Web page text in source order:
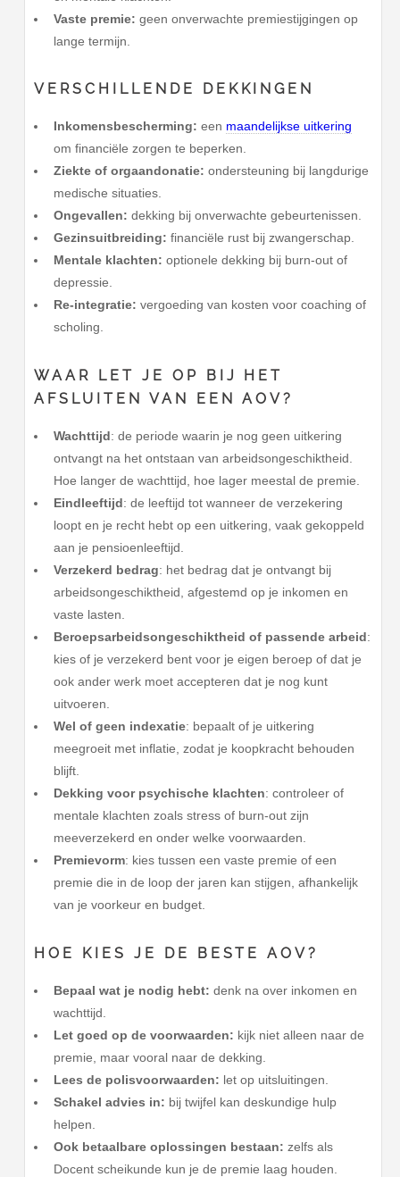
Vaste premie: geen onverwachte premiestijgingen op
lange termijn.
VERSCHILLENDE DEKKINGEN
Inkomensbescherming: een maandelijkse uitkering
om financiële zorgen te beperken.
Ziekte of orgaandonatie: ondersteuning bij langdurige
medische situaties.
Ongevallen: dekking bij onverwachte gebeurtenissen.
Gezinsuitbreiding: financiële rust bij zwangerschap.
Mentale klachten: optionele dekking bij burn-out of
depressie.
Re-integratie: vergoeding van kosten voor coaching of
scholing.
WAAR LET JE OP BIJ HET
AFSLUITEN VAN EEN AOV?
Wachttijd: de periode waarin je nog geen uitkering
ontvangt na het ontstaan van arbeidsongeschiktheid.
Hoe langer de wachttijd, hoe lager meestal de premie.
Eindleeftijd: de leeftijd tot wanneer de verzekering
loopt en je recht hebt op een uitkering, vaak gekoppeld
aan je pensioenleeftijd.
Verzekerd bedrag: het bedrag dat je ontvangt bij
arbeidsongeschiktheid, afgestemd op je inkomen en
vaste lasten.
Beroepsarbeidsongeschiktheid of passende arbeid:
kies of je verzekerd bent voor je eigen beroep of dat je
ook ander werk moet accepteren dat je nog kunt
uitvoeren.
Wel of geen indexatie: bepaalt of je uitkering
meegroeit met inflatie, zodat je koopkracht behouden
blijft.
Dekking voor psychische klachten: controleer of
mentale klachten zoals stress of burn-out zijn
meeverzekerd en onder welke voorwaarden.
Premievorm: kies tussen een vaste premie of een
premie die in de loop der jaren kan stijgen, afhankelijk
van je voorkeur en budget.
HOE KIES JE DE BESTE AOV?
Bepaal wat je nodig hebt: denk na over inkomen en
wachttijd.
Let goed op de voorwaarden: kijk niet alleen naar de
premie, maar vooral naar de dekking.
Lees de polisvoorwaarden: let op uitsluitingen.
Schakel advies in: bij twijfel kan deskundige hulp
helpen.
Ook betaalbare oplossingen bestaan: zelfs als
Docent scheikunde kun je de premie laag houden.